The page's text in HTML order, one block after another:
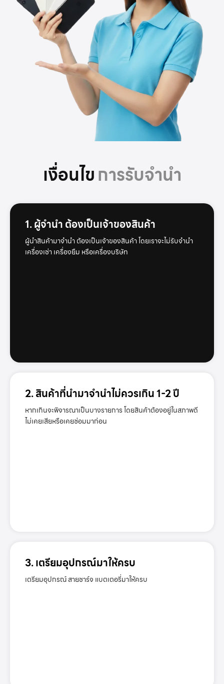
เงื่อนไขการรับจำนำ
1. ผู้จำนำ ต้องเป็นเจ้าของสินค้า
ผู้นำสินค้ามาจำนำ ต้องเป็นเจ้าของสินค้า โดยเราจะไม่รับจำนำ
เครื่องเช่า เครื่องยืม หรือเครื่องบริษัท
2. สินค้าที่นำมาจำนำไม่ควรเกิน 1-2 ปี
หากเกินจะพิจารณาเป็นบางรายการ โดยสินค้าต้องอยู่ในสภาพดี
ไม่เคยเสียหรือเคยซ่อมมาก่อน
3. เตรียมอุปกรณ์มาให้ครบ
เตรียมอุปกรณ์ สายชาร์จ แบตเตอรี่มาให้ครบ